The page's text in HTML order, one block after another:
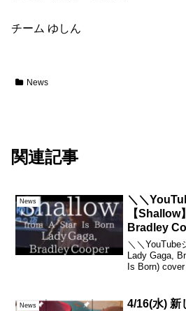
チーム ゆしん
News
関連記事
News
＼＼
【
Bradley
Born)
＼＼YouTube
Lady Gaga,
Is Born)
News
4/16(水) 新